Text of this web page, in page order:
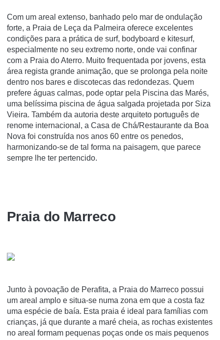
Com um areal extenso, banhado pelo mar de ondulação
forte, a Praia de Leça da Palmeira oferece excelentes
condições para a prática de surf, bodyboard e kitesurf,
especialmente no seu extremo norte, onde vai confinar
com a Praia do Aterro. Muito frequentada por jovens, esta
área regista grande animação, que se prolonga pela noite
dentro nos bares e discotecas das redondezas. Quem
prefere águas calmas, pode optar pela Piscina das Marés,
uma belíssima piscina de água salgada projetada por Siza
Vieira. Também da autoria deste arquiteto português de
renome internacional, a Casa de Chá/Restaurante da Boa
Nova foi construída nos anos 60 entre os penedos,
harmonizando-se de tal forma na paisagem, que parece
sempre lhe ter pertencido.
Praia do Marreco
Junto à povoação de Perafita, a Praia do Marreco possui
um areal amplo e situa-se numa zona em que a costa faz
uma espécie de baía. Esta praia é ideal para famílias com
crianças, já que durante a maré cheia, as rochas existentes
no areal formam pequenas poças onde os mais pequenos